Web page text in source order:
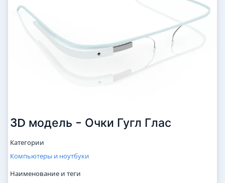
3D модель - Очки Гугл Глас
Категории
Компьютеры и ноутбуки
Наименование и теги